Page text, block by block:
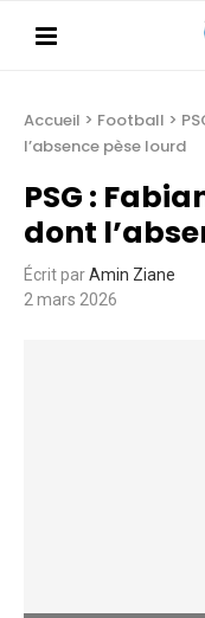
Accueil > Football >
l’absence pèse lourd
PSG :
dont
Écrit parAmin Ziane
2 mars 2026